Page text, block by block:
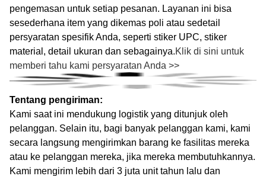
pengemasan untuk setiap pesanan. Layanan ini bisa
sesederhana item yang dikemas poli atau sedetail
persyaratan spesifik Anda, seperti stiker UPC, stiker
material, detail ukuran dan sebagainya.Klik di sini untuk
memberi tahu kami persyaratan Anda >>
Tentang pengiriman:
Kami saat ini mendukung logistik yang ditunjuk oleh
pelanggan. Selain itu, bagi banyak pelanggan kami, kami
secara langsung mengirimkan barang ke fasilitas mereka
atau ke pelanggan mereka, jika mereka membutuhkannya.
Kami mengirim lebih dari 3 juta unit tahun lalu dan